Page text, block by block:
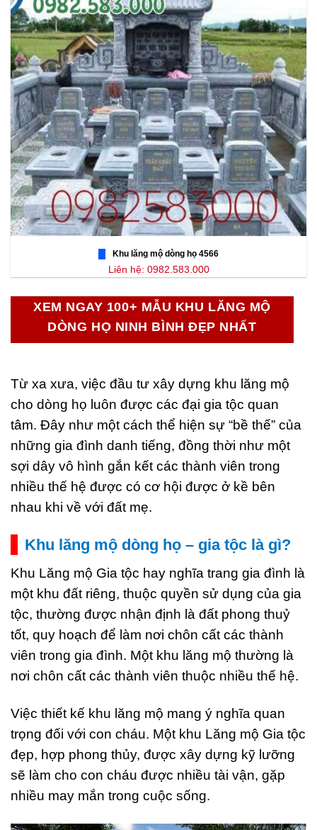
Khu lăng mộ dòng họ 4566
Liên hệ: 0982.583.000
XEM NGAY 100+ MẪU KHU LĂNG MỘ
DÒNG HỌ NINH BÌNH ĐẸP NHẤT
Từ xa xưa, việc đầu tư xây dựng khu lăng mộ
cho dòng họ luôn được các đại gia tộc quan
tâm. Đây như một cách thể hiện sự “bề thế” của
những gia đình danh tiếng, đồng thời như một
sợi dây vô hình gắn kết các thành viên trong
nhiều thế hệ được có cơ hội được ở kề bên
nhau khi về với đất mẹ.
Khu lăng mộ dòng họ – gia tộc là gì?
Khu Lăng mộ Gia tộc hay nghĩa trang gia đình là
một khu đất riêng, thuộc quyền sử dụng của gia
tộc, thường được nhận định là đất phong thuỷ
tốt, quy hoạch để làm nơi chôn cất các thành
viên trong gia đình. Một khu lăng mộ thường là
nơi chôn cất các thành viên thuộc nhiều thế hệ.
Việc thiết kế khu lăng mộ mang ý nghĩa quan
trọng đối với con cháu. Một khu Lăng mộ Gia tộc
đẹp, hợp phong thủy, được xây dựng kỹ lưỡng
sẽ làm cho con cháu được nhiều tài vận, gặp
nhiều may mắn trong cuộc sống.